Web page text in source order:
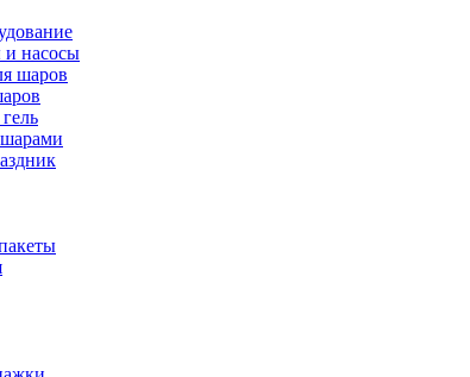
и насосы
шаров